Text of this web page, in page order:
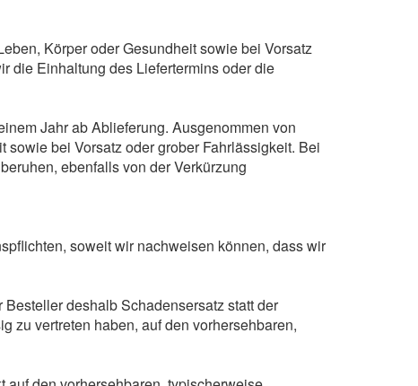
Körper oder Gesundheit sowie bei Vorsatz
die Einhaltung des Liefertermins oder die
Jahr ab Ablieferung. Ausgenommen von
bei Vorsatz oder grober Fahrlässigkeit. Bei
ebenfalls von der Verkürzung
soweit wir nachweisen können, dass wir
deshalb Schadensersatz statt der
zu vertreten haben, auf den vorhersehbaren,